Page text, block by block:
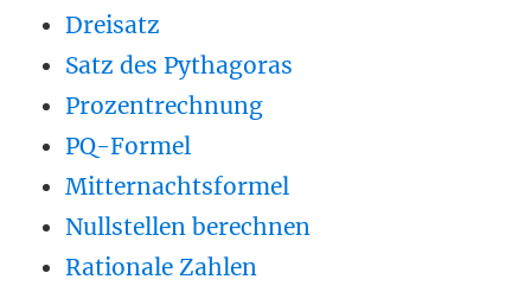
Dreisatz
Satz des Pythagoras
Prozentrechnung
PQ-Formel
Mitternachtsformel
Nullstellen berechnen
Rationale Zahlen